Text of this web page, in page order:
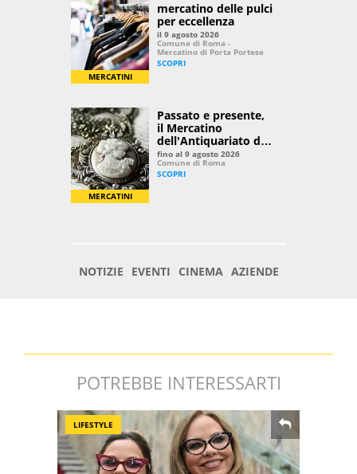
POTREBBE INTERESSARTI
LIFESTYLE